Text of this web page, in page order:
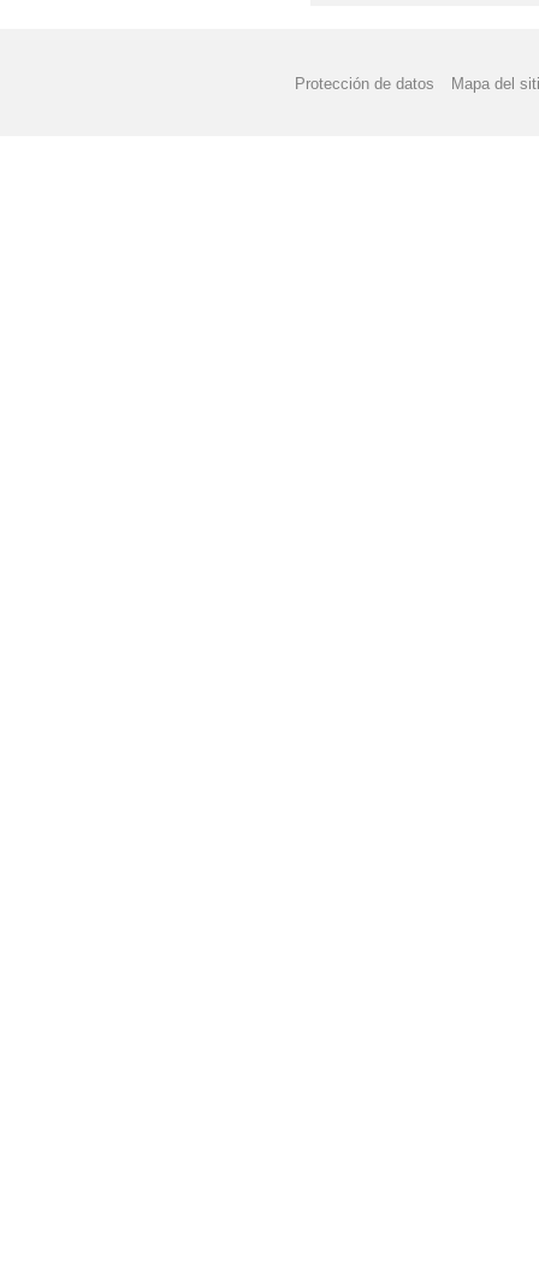
Protección de datos Mapa del